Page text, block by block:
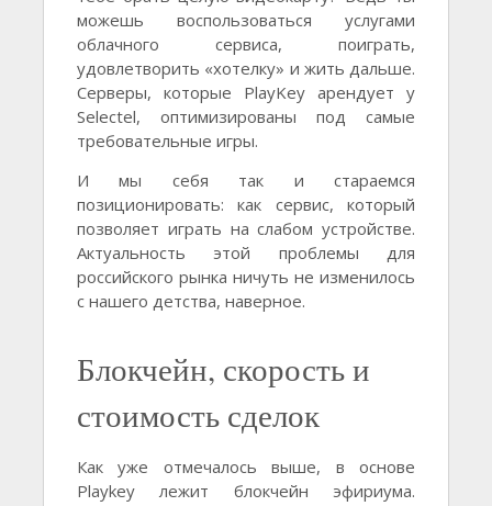
можешь воспользоваться услугами
облачного сервиса, поиграть,
удовлетворить «хотелку» и жить дальше.
Серверы, которые PlayKey арендует у
Selectel, оптимизированы под самые
требовательные игры.
И мы себя так и стараемся
позиционировать: как сервис, который
позволяет играть на слабом устройстве.
Актуальность этой проблемы для
российского рынка ничуть не изменилось
с нашего детства, наверное.
Блокчейн, скорость и
стоимость сделок
Как уже отмечалось выше, в основе
Playkey лежит блокчейн эфириума.